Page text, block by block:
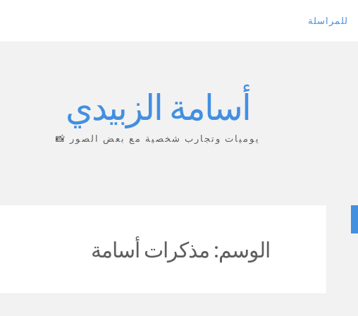
للمراسلة
أسامة الزبيدي
يوميات وتجارب شخصية مع بعض الصور 📸
الوسم: مذكرات أسامة